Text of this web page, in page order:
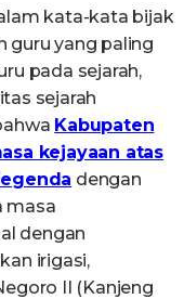
kata-kata bijak
guru yang paling
pada sejarah,
sejarah
Kabupaten
kejayaan atas
dengan
masa
dengan
irigasi,
II (Kanjeng